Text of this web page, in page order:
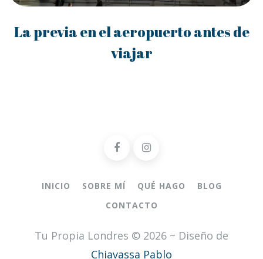
La previa en el aeropuerto antes de
viajar
INICIO SOBRE MÍ QUÉ HAGO
BLOG
CONTACTO
Tu Propia Londres © 2026 ~ Diseño de
Chiavassa Pablo